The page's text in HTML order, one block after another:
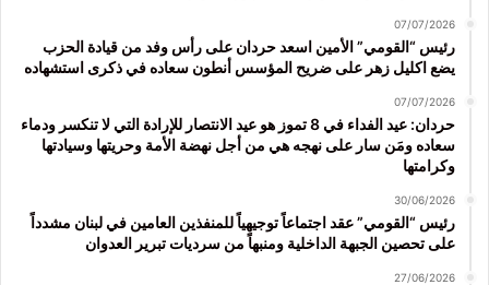
07/07/2026
رئيس “القومي” الأمين اسعد حردان على رأس وفد من قيادة الحزب
يضع اكليل زهر على ضريح المؤسس أنطون سعاده في ذكرى استشهاده
07/07/2026
حردان: عيد الفداء في 8 تموز هو عيد الانتصار للإرادة التي لا تنكسر ودماء
سعاده ومَن سار على نهجه هي من أجل نهضة الأمة وحريتها وسيادتها
وكرامتها
30/06/2026
رئيس “القومي” عقد اجتماعاً توجيهياً للمنفذين العامين في لبنان مشدداً
على تحصين الجبهة الداخلية ومنبهاً من سرديات تبرير العدوان
27/06/2026